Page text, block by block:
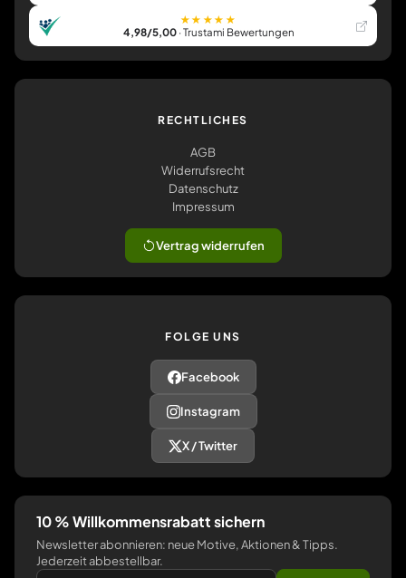
★★★★★
4,98/5,00· Trustami Bewertungen
RECHTLICHES
AGB
Widerrufsrecht
Datenschutz
Impressum
Vertrag widerrufen
FOLGE UNS
Facebook
Instagram
X / Twitter
10 % Willkommensrabatt sichern
Newsletter abonnieren: neue Motive, Aktionen & Tipps.
Jederzeit abbestellbar.